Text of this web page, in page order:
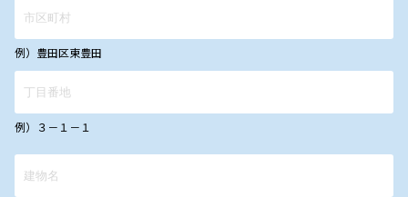
例）豊田区東豊田
例）３－１－１